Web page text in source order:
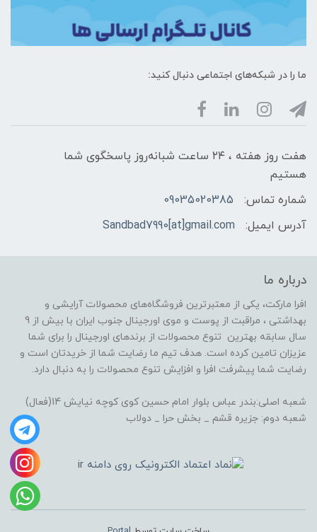
ما را در شبکه‌های اجتماعی دنبال کنید:
هفت روز هفته ، ۲۴ ساعت شبانه‌روز پاسخگوی شما
هستیم
شماره تماس:
09035020385
آدرس ایمیل:
Sandbad7990[at]gmail.com
درباره ما
افرا مارکت، یکی از معتبرترین فروشگاه‌های محصولات آرایشی و
بهداشتی ، مراقبت از پوست و موی اورجینال جنوب ایران با بیش از 9
سال سابقه بهترین تنوع محصولات از برندهای اورجینال را برای شما
عزیزان تامین کرده است. هدف تیم ما رضایت شما از خریدتان است و
رضایت شما پیشرفت افرا و افزایش تنوع محصولات را به دنبال دارد.
شعبه اصلی:بندر عباس بلوار امام حسین کوی کوچه نیایش 14(فعال)
شعبه دوم: جزیره قشم _ بخش حرا _ دولاب